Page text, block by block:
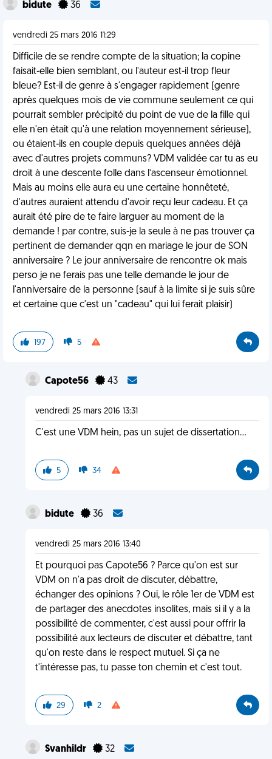
bidute 36
vendredi 25 mars 2016 11:29
Difficile de se rendre compte de la situation; la copine
faisait-elle bien semblant, ou l'auteur est-il trop fleur
bleue? Est-il de genre à s'engager rapidement (genre
après quelques mois de vie commune seulement ce qui
pourrait sembler précipité du point de vue de la fille qui
elle n'en était qu'à une relation moyennement sérieuse),
ou étaient-ils en couple depuis quelques années déjà
avec d'autres projets communs? VDM validée car tu as eu
droit à une descente folle dans l’ascenseur émotionnel.
Mais au moins elle aura eu une certaine honnêteté,
d'autres auraient attendu d'avoir reçu leur cadeau. Et ça
aurait été pire de te faire larguer au moment de la
demande ! par contre, suis-je la seule à ne pas trouver ça
pertinent de demander qqn en mariage le jour de SON
anniversaire ? Le jour anniversaire de rencontre ok mais
perso je ne ferais pas une telle demande le jour de
l'anniversaire de la personne (sauf à la limite si je suis sûre
et certaine que c'est un "cadeau" qui lui ferait plaisir)
197 5
Capote56 43
vendredi 25 mars 2016 13:31
C'est une VDM hein, pas un sujet de dissertation...
5 34
bidute 36
vendredi 25 mars 2016 13:40
Et pourquoi pas Capote56 ? Parce qu'on est sur
VDM on n'a pas droit de discuter, débattre,
échanger des opinions ? Oui, le rôle 1er de VDM est
de partager des anecdotes insolites, mais si il y a la
possibilité de commenter, c'est aussi pour offrir la
possibilité aux lecteurs de discuter et débattre, tant
qu'on reste dans le respect mutuel. Si ça ne
t'intéresse pas, tu passe ton chemin et c'est tout.
29 2
Svanhildr 32